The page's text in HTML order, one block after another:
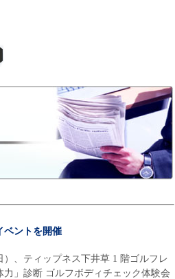
ベントを開催
、ティップネス下井草 1 階ゴルフレ
」診断 ゴルフボディチェック体験会